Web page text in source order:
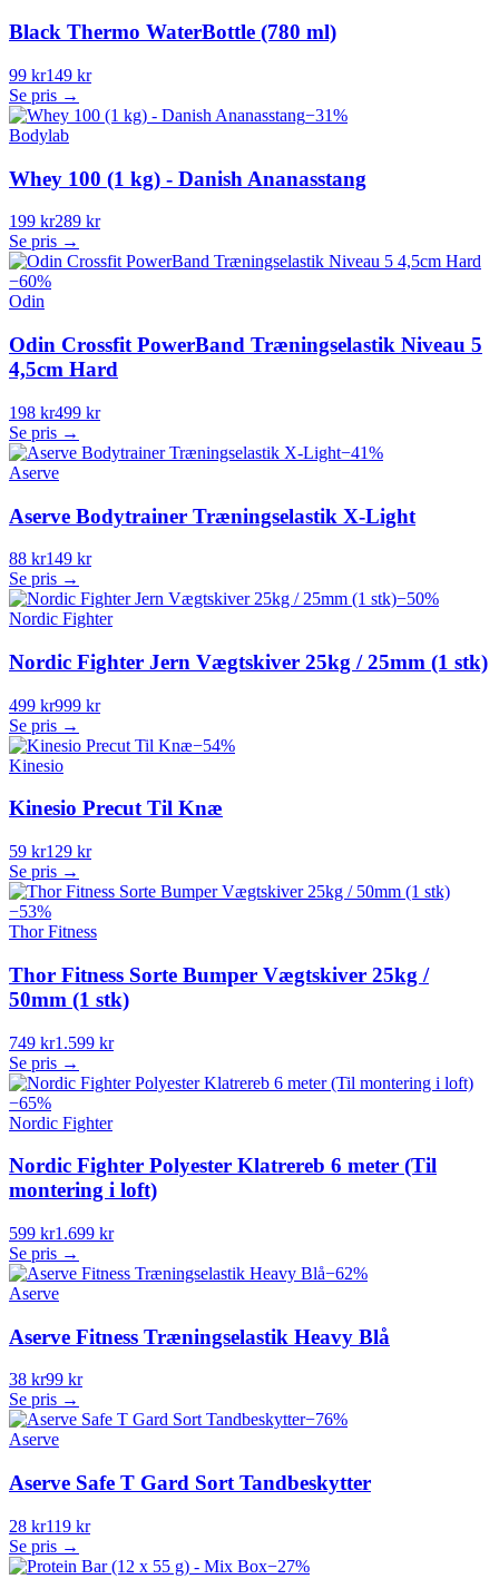
Black Thermo WaterBottle (780 ml)
99 kr149 kr
Se pris →
−31%
Bodylab
Whey 100 (1 kg) - Danish Ananasstang
199 kr289 kr
Se pris →
−60%
Odin
Odin Crossfit PowerBand Træningselastik Niveau 5
4,5cm Hard
198 kr499 kr
Se pris →
−41%
Aserve
Aserve Bodytrainer Træningselastik X-Light
88 kr149 kr
Se pris →
−50%
Nordic Fighter
Nordic Fighter Jern Vægtskiver 25kg / 25mm (1 stk)
499 kr999 kr
Se pris →
−54%
Kinesio
Kinesio Precut Til Knæ
59 kr129 kr
Se pris →
−53%
Thor Fitness
Thor Fitness Sorte Bumper Vægtskiver 25kg /
50mm (1 stk)
749 kr1.599 kr
Se pris →
−65%
Nordic Fighter
Nordic Fighter Polyester Klatrereb 6 meter (Til
montering i loft)
599 kr1.699 kr
Se pris →
−62%
Aserve
Aserve Fitness Træningselastik Heavy Blå
38 kr99 kr
Se pris →
−76%
Aserve
Aserve Safe T Gard Sort Tandbeskytter
28 kr119 kr
Se pris →
−27%